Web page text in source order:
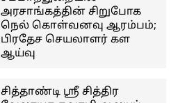
அரசாங்கத்தின் சிறுபோக
நெல் கொள்வனவு ஆரம்பம்;
பிரதேச செயலாளர் கள
ஆய்வு
சித்தாண்டி ஸ்ரீ சித்திர